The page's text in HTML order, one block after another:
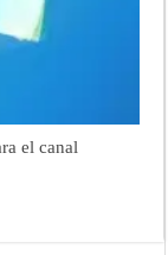
el canal